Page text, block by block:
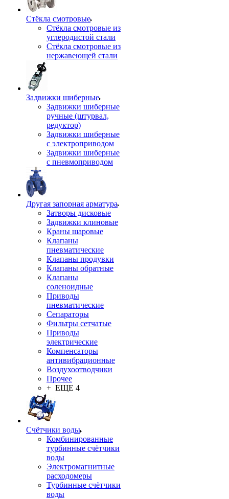
Стёкла смотровые
Стёкла смотровые из
углеродистой стали
Стёкла смотровые из
нержавеющей стали
Задвижки шиберные
Задвижки шиберные
ручные (штурвал,
редуктор)
Задвижки шиберные
с электроприводом
Задвижки шиберные
с пневмоприводом
Другая запорная арматура
Затворы дисковые
Задвижки клиновые
Краны шаровые
Клапаны
пневматические
Клапаны продувки
Клапаны обратные
Клапаны
соленоидные
Приводы
пневматические
Сепараторы
Фильтры сетчатые
Приводы
электрические
Компенсаторы
антивибрационные
Воздухоотводчики
Прочее
+ ЕЩЕ 4
Счётчики воды
Комбинированные
турбинные счётчики
воды
Электромагнитные
расходомеры
Турбинные счётчики
воды